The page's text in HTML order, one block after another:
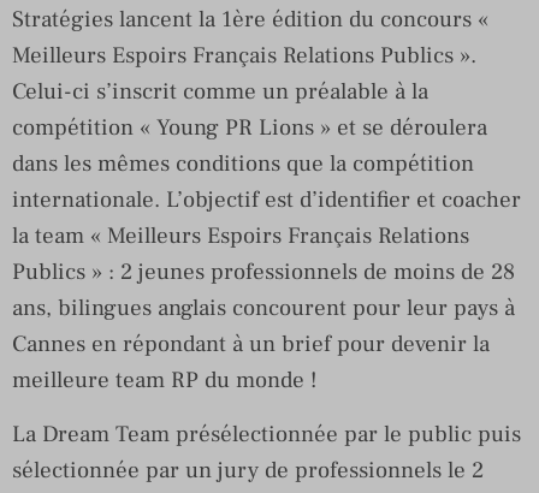
Stratégies lancent la 1ère édition du concours «
Meilleurs Espoirs Français Relations Publics ».
Celui-ci s’inscrit comme un préalable à la
compétition « Young PR Lions » et se déroulera
dans les mêmes conditions que la compétition
internationale. L’objectif est d’identifier et coacher
la team « Meilleurs Espoirs Français Relations
Publics » : 2 jeunes professionnels de moins de 28
ans, bilingues anglais concourent pour leur pays à
Cannes en répondant à un brief pour devenir la
meilleure team RP du monde !
La Dream Team présélectionnée par le public puis
sélectionnée par un jury de professionnels le 2